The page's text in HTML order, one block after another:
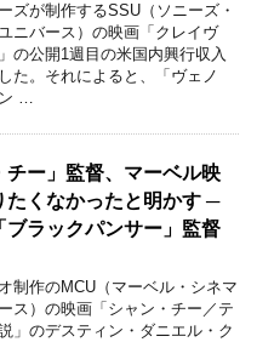
ズが制作するSSU（ソニーズ・
ニバース）の映画「クレイヴ
の公開1週目の米国内興行収入
た。それによると、「ヴェノ
…
チー」監督、マーベル映
たくなかったと明かす ─
ブラックパンサー」監督
制作のMCU（マーベル・シネマ
ス）の映画「シャン・チー／テ
」のデスティン・ダニエル・ク